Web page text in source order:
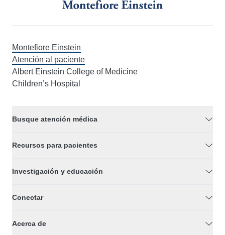
Montefiore Einstein
Atención al paciente
Albert Einstein College of Medicine
Children’s Hospital
Busque atención médica
Recursos para pacientes
Investigación y educación
Conectar
Acerca de